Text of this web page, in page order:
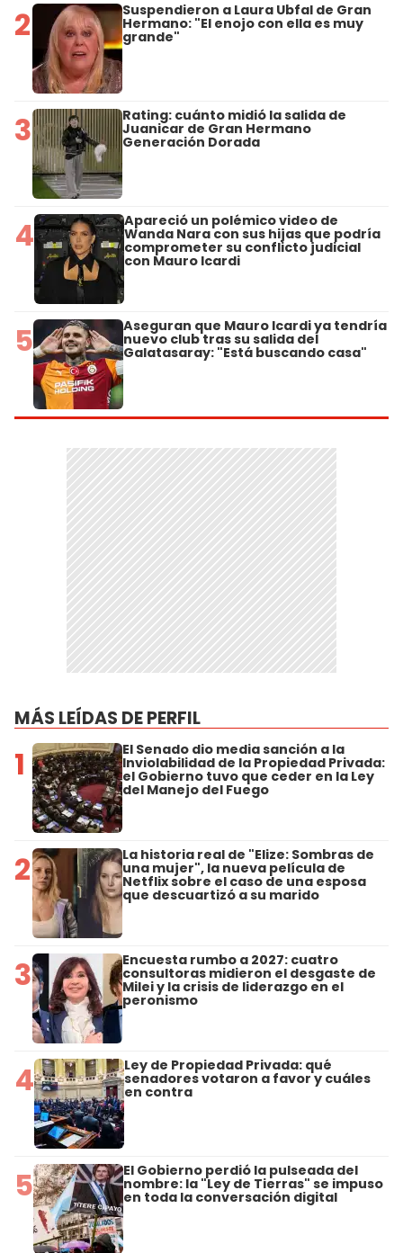
2 Suspendieron a Laura Ubfal de Gran
Hermano: "El enojo con ella es muy
grande"
3 Rating: cuánto midió la salida de
Juanicar de Gran Hermano
Generación Dorada
4 Apareció un polémico video de
Wanda Nara con sus hijas que podría
comprometer su conflicto judicial
con Mauro Icardi
5 Aseguran que Mauro Icardi ya tendría
nuevo club tras su salida del
Galatasaray: "Está buscando casa"
MÁS LEÍDAS DE PERFIL
1 El Senado dio media sanción a la
Inviolabilidad de la Propiedad Privada:
el Gobierno tuvo que ceder en la Ley
del Manejo del Fuego
2 La historia real de "Elize: Sombras de
una mujer", la nueva película de
Netflix sobre el caso de una esposa
que descuartizó a su marido
3 Encuesta rumbo a 2027: cuatro
consultoras midieron el desgaste de
Milei y la crisis de liderazgo en el
peronismo
4 Ley de Propiedad Privada: qué
senadores votaron a favor y cuáles
en contra
5 El Gobierno perdió la pulseada del
nombre: la "Ley de Tierras" se impuso
en toda la conversación digital